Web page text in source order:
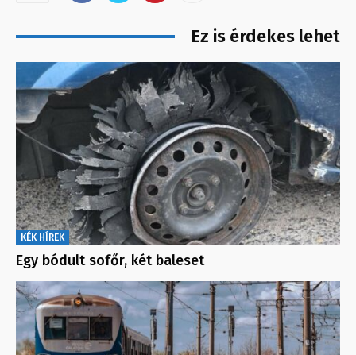
Ez is érdekes lehet
KÉK HÍREK
Egy bódult sofőr, két baleset